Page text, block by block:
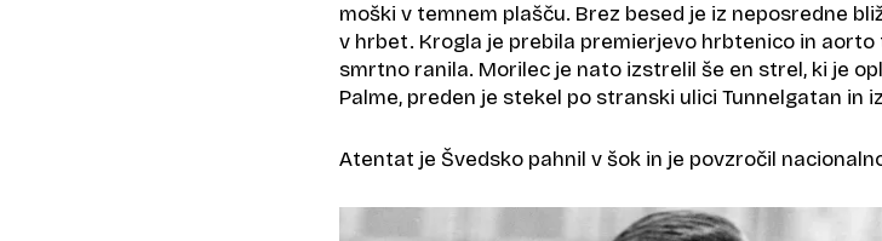
moški v temnem plašču. Brez besed je iz neposredne
v hrbet. Krogla je prebila premierjevo hrbtenico in aorto
smrtno ranila. Morilec je nato izstrelil še en strel, ki je
Palme, preden je stekel po stranski ulici Tunnelgatan in
Atentat je Švedsko pahnil v šok in je povzročil